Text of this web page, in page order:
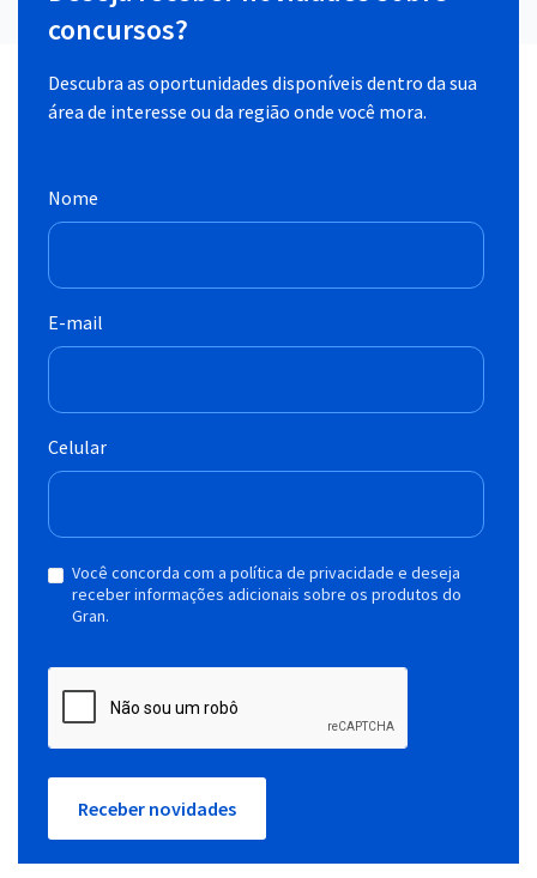
concursos?
Descubra as oportunidades disponíveis dentro da sua
área de interesse ou da região onde você mora.
Nome
E-mail
Celular
Você concorda com a política de privacidade e deseja
receber informações adicionais sobre os produtos do
Gran.
Receber novidades